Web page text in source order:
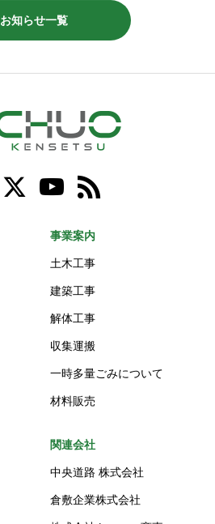
お知らせ一覧
事業案内
土木工事
建築工事
解体工事
収集運搬
一時多量ごみについて
材料販売
関連会社
中央道路 株式会社
倉敷企業株式会社